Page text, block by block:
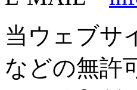
当ウェブサ
などの無許